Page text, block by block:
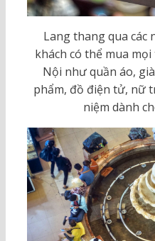
Lang thang qua các
khách có thể mua
Nội như quần áo,
phẩm, đồ điện tử, nữ
niệm dành